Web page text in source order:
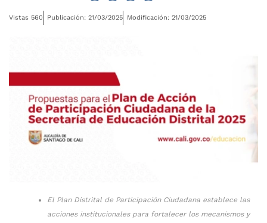
Vistas 560 Publicación: 21/03/2025 Modificación: 21/03/2025
El Plan Distrital de Participación Ciudadana establece las
acciones institucionales para fortalecer los mecanismos y